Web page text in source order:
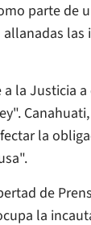
parte de
la Justicia
Canahuati,
la
de
la